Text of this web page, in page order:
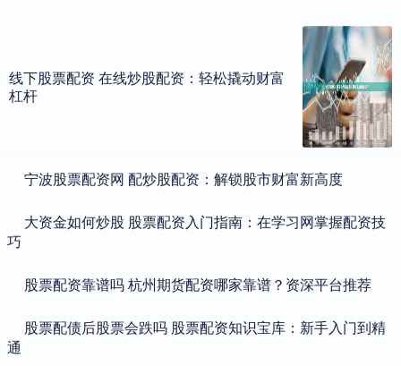
线下股票配资 在线炒股配资：轻松撬动财富
杠杆
​宁波股票配资网 配炒股配资：解锁股市财富新高度
​大资金如何炒股 股票配资入门指南：在学习网掌握配资技
巧
​股票配资靠谱吗 杭州期货配资哪家靠谱？资深平台推荐
​股票配债后股票会跌吗 股票配资知识宝库：新手入门到精
通